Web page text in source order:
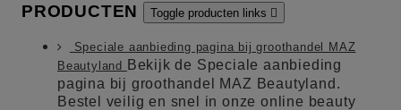
PRODUCTEN Toggle producten links 
Speciale aanbieding pagina bij groothandel MAZ
Beautyland
Bekijk de Speciale aanbieding
pagina bij groothandel MAZ Beautyland.
Bestel veilig en snel in onze online beauty